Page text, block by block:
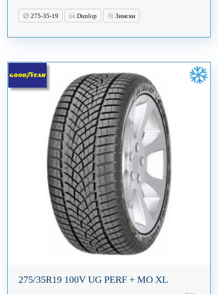
275-35-19 Dunlop Зимски
275/35R19 100V UG PERF + MO XL